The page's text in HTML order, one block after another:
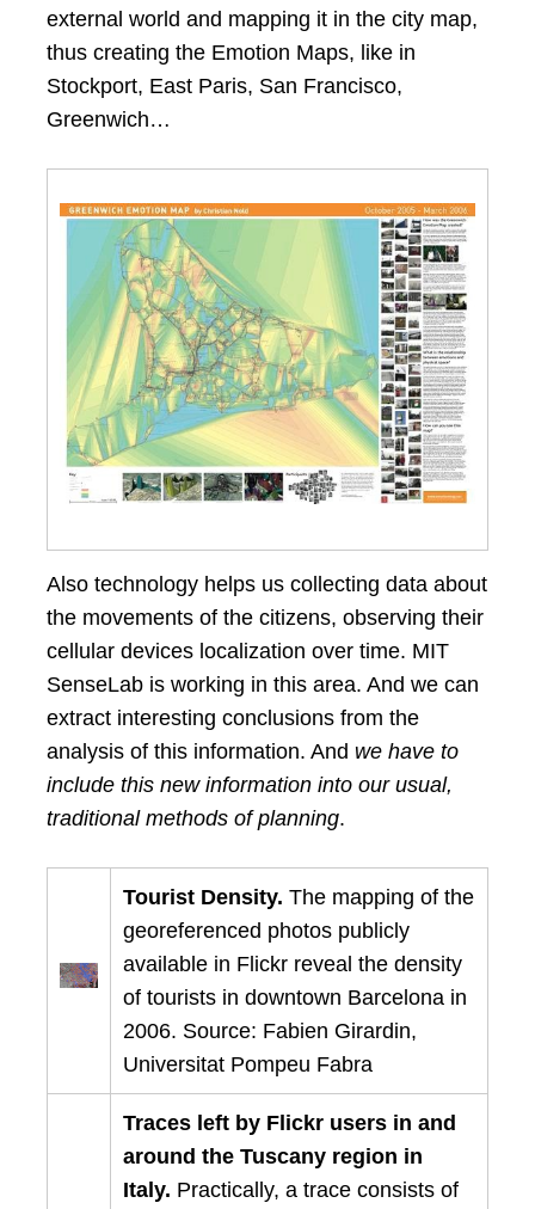
external world and mapping it in the city map,
thus creating the Emotion Maps, like in
Stockport, East Paris, San Francisco,
Greenwich…
Also technology helps us collecting data about
the movements of the citizens, observing their
cellular devices localization over time. MIT
SenseLab is working in this area. And we can
extract interesting conclusions from the
analysis of this information. And we have to
include this new information into our usual,
traditional methods of planning.
Tourist Density. The mapping of the
georeferenced photos publicly
available in Flickr reveal the density
of tourists in downtown Barcelona in
2006. Source: Fabien Girardin,
Universitat Pompeu Fabra
Traces left by Flickr users in and
around the Tuscany region in
Italy. Practically, a trace consists of